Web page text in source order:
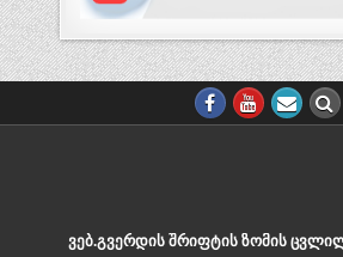
ᲕᲔᲑ.ᲒᲕᲔᲠᲓᲘᲡ ᲨᲠᲘᲤᲢᲘᲡ ᲖᲝᲛᲘᲡ